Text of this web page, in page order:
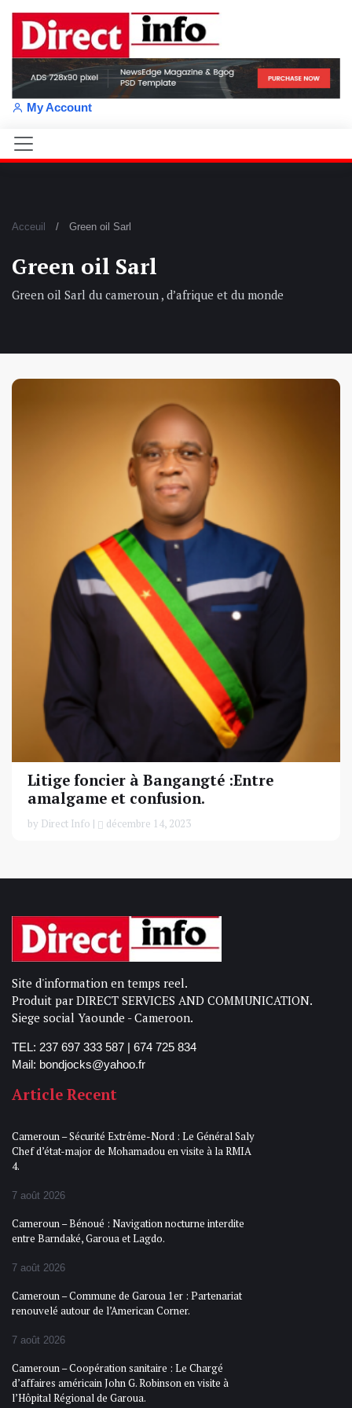
My Account
Acceuil Green oil Sarl
Green oil Sarl
Green oil Sarl du cameroun , d’afrique et du monde
Litige foncier à Bangangté :Entre
amalgame et confusion.
by Direct Info | décembre 14, 2023
Site d'information en temps reel.
Produit par DIRECT SERVICES AND COMMUNICATION.
Siege social Yaounde - Cameroon.
TEL: 237 697 333 587 | 674 725 834
Mail: bondjocks@yahoo.fr
Article Recent
Cameroun – Sécurité Extrême-Nord : Le Général Saly
Chef d’état-major de Mohamadou en visite à la RMIA
4.
7 août 2026
Cameroun – Bénoué : Navigation nocturne interdite
entre Barndaké, Garoua et Lagdo.
7 août 2026
Cameroun – Commune de Garoua 1er : Partenariat
renouvelé autour de l’American Corner.
7 août 2026
Cameroun – Coopération sanitaire : Le Chargé
d’affaires américain John G. Robinson en visite à
l’Hôpital Régional de Garoua.